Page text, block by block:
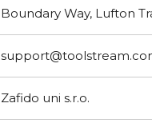
Boundary Way, Lufton
Zafido uni s.r.o.